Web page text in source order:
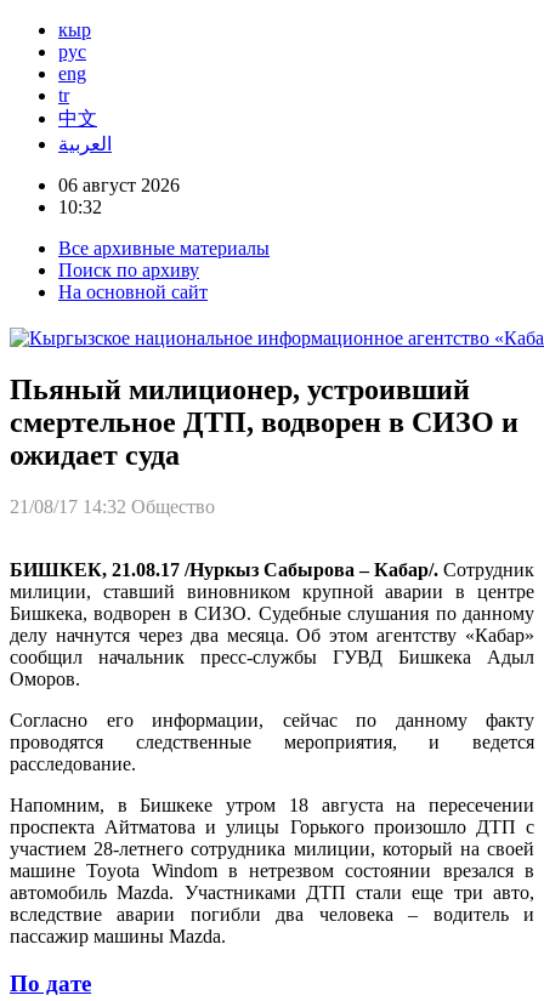
кыр
рус
eng
tr
中文
العربية
06 август 2026
10:32
Все архивные материалы
Поиск по архиву
На основной сайт
Пьяный милиционер, устроивший
смертельное ДТП, водворен в СИЗО и
ожидает суда
21/08/17 14:32 Общество
БИШКЕК, 21.08.17 /Нуркыз Сабырова – Кабар/. Сотрудник
милиции, ставший виновником крупной аварии в центре
Бишкека, водворен в СИЗО. Судебные слушания по данному
делу начнутся через два месяца. Об этом агентству «Кабар»
сообщил начальник пресс-службы ГУВД Бишкека Адыл
Оморов.
Согласно его информации, сейчас по данному факту
проводятся следственные мероприятия, и ведется
расследование.
Напомним, в Бишкеке утром 18 августа на пересечении
проспекта Айтматова и улицы Горького произошло ДТП с
участием 28-летнего сотрудника милиции, который на своей
машине Toyota Windom в нетрезвом состоянии врезался в
автомобиль Mazda. Участниками ДТП стали еще три авто,
вследствие аварии погибли два человека – водитель и
пассажир машины Mazda.
По дате